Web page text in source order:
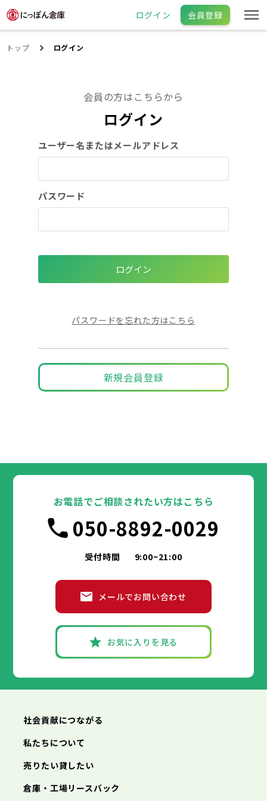
ログイン 会員登録
トップ ログイン
会員の方はこちらから
ログイン
ユーザー名またはメールアドレス
パスワード
パスワードを忘れた方はこちら
新規会員登録
お電話でご相談されたい方はこちら
050-8892-0029
受付時間 9:00~21:00
メールでお問い合わせ
お気に入りを見る
社会貢献につながる
私たちについて
売りたい貸したい
倉庫・工場リースバック